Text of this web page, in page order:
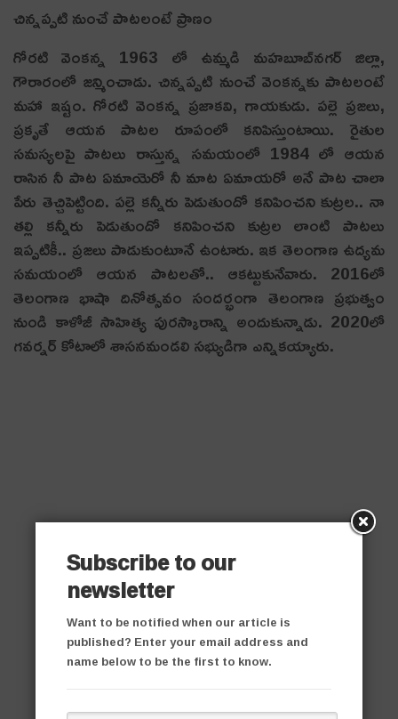
చిన్నప్పటి నుంచే పాటలంటే ప్రాణం
గోరటి వెంకన్న 1963 లో ఉమ్మడి మహబూబ్‌నగర్ జిల్లా,
గౌరారంలో జన్మించాడు. చిన్నప్పటి నుంచే వెంకన్నకు పాటలంటే
మహా ఇష్టం. గోరటి వెంకన్న ప్రజాకవి, గాయకుడు. పల్లె ప్రజలు,
ప్రకృతే ఆయన పాటల రూపంలో కనిపిస్తుంటాయి. రైతుల
సమస్యలపై పాటలు రాస్తున్న సమయంలో 1984 లో ఆయన
రాసిన నీ పాట ఏమాయెరో నీ మాట ఏమాయరో అనే పాట చాలా
పేరు తెచ్చిపెట్టింది. పల్లె కన్నీరు పెడుతుందో కనిపించని కుట్రల.. నా
తల్లి కన్నీరు పెడుతుందో కనిపించని కుట్రల లాంటి పాటలు
ఇప్పటికీ.. ప్రజలు పాడుకుంటూనే ఉంటారు. ఇక తెలంగాణ ఉద్యమ
సమయంలో ఆయన పాటలతో.. ఆకట్టుకునేవారు. 2016లో
తెలంగాణ భాషా దినోత్సవం సందర్భంగా తెలంగాణ ప్రభుత్వం
నుండి కాళోజీ సాహిత్య పురస్కారాన్ని అందుకున్నాడు. 2020లో
గవర్నర్ కోటాలో శాసనమండలి సభ్యుడిగా ఎన్నికయ్యారు.
Subscribe to our
newsletter
Want to be notified when our article is
published? Enter your email address and
name below to be the first to know.